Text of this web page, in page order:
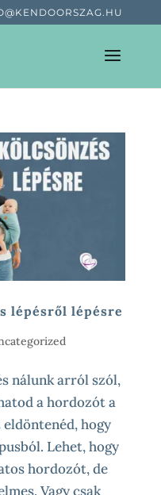
lépésről lépésre
nálunk arról szól,
a hordozót a
hogy
Lehet, hogy
hordozót, de
Vagy csak